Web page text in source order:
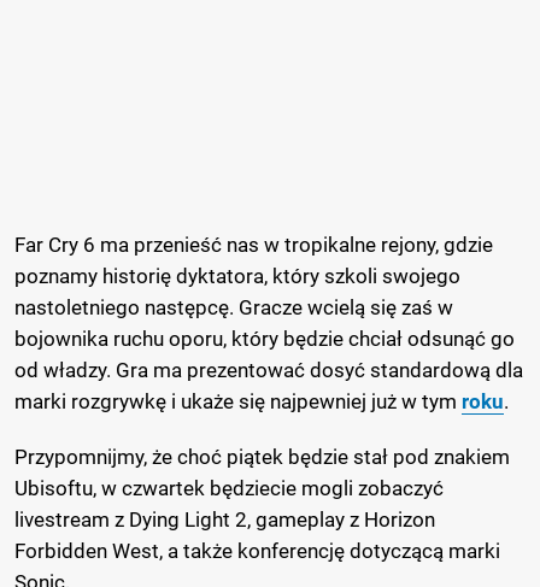
Far Cry 6 ma przenieść nas w tropikalne rejony, gdzie
poznamy historię dyktatora, który szkoli swojego
nastoletniego następcę. Gracze wcielą się zaś w
bojownika ruchu oporu, który będzie chciał odsunąć go
od władzy. Gra ma prezentować dosyć standardową dla
marki rozgrywkę i ukaże się najpewniej już w tym roku.
Przypomnijmy, że choć piątek będzie stał pod znakiem
Ubisoftu, w czwartek będziecie mogli zobaczyć
livestream z Dying Light 2, gameplay z Horizon
Forbidden West, a także konferencję dotyczącą marki
Sonic.